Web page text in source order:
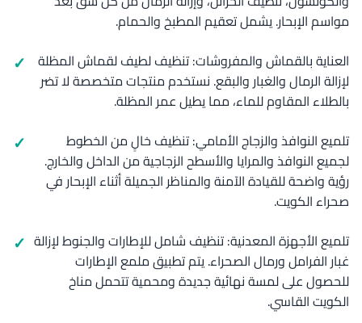
مواسم الإبحار. يشمل تعقيم المطبخ والحمام.
العناية بالقماش والمفروشات: تنظيف لطيف لقماش المظلة
لإزالة الرمال والغبار والبقع. نستخدم منتجات متخصصة لا تضر
بالطلاء المقاوم للماء، مما يطيل عمر المظلة.
تلميع النوافذ والزجاج الأمامي: تنظيف خالٍ من الخطوط
لجميع النوافذ والمرايا والأسطح الزجاجية من الداخل والخارج.
رؤية واضحة للقيادة الآمنة والمناظر الجميلة أثناء الإبحار في
صحراء الكويت.
تلميع الأجهزة المعدنية: تنظيف شامل للإطارات والجنوط لإزالة
غبار الفرامل ورمال الصحراء. يتم تطبيق ملمع الإطارات
للحصول على لمسة نهائية جديدة ومحمية تتحمل مناخ
الكويت القاسي.